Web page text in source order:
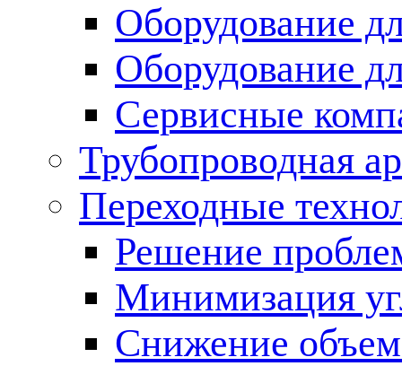
Оборудование
Оборудование
Сервисные
Трубопроводная
Переходные
Решение
Минимизация
Снижение